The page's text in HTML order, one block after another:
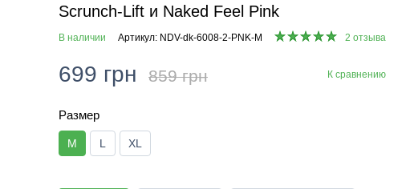
Scrunch-Lift и Naked Feel Pink
В наличии Артикул: NDV-dk-6008-2-PNK-M 2 отзыва
699 грн 859 грн К сравнению
Размер
M L XL